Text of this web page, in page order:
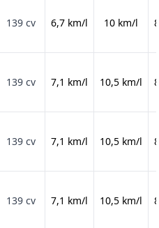
139 cv 6,7 km/l 10 km/l
139 cv 7,1 km/l 10,5 km/l
139 cv 7,1 km/l 10,5 km/l
139 cv 7,1 km/l 10,5 km/l